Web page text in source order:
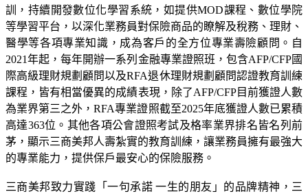
訓，持續開發數位化學習系統，如提供MOD課程、數位學院
等學習平台，以深化業務員對保險商品的瞭解及稅務、理財、
醫學等各項專業知識，成為客戶的全方位專業壽險顧問。自
2021年起，每年開辦一系列金融專業證照班，包含AFP/CFP國
際高級理財規劃顧問以及RFA退休理財規劃顧問認證教育訓練
課程，皆有相當優異的成績表現，除了AFP/CFP目前獲證人數
為業界第三之外，RFA專業證照截至2025年底獲證人數已累積
高達363位。其他各項公會證照考試及格率業界排名皆名列前
茅，顯示三商美邦人壽紮實的教育訓練，讓業務員擁有最強大
的專業能力，提供保戶最安心的保險服務。
三商美邦致力實踐「一句承諾 一生的朋友」的品牌精神，三